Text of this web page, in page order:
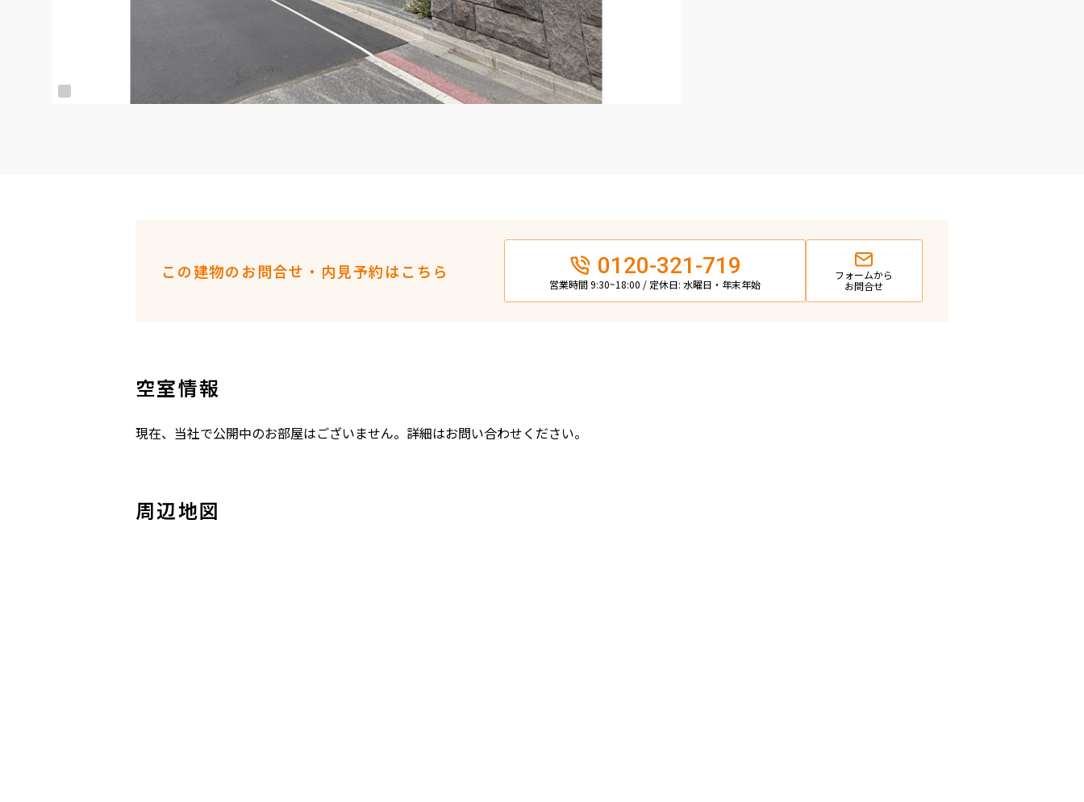
この建物のお問合せ・内見予約はこちら 0120-321-719
営業時間 9:30~18:00 / 定休日: 水曜日・年末年始
フォームから
お問合せ
空室情報
現在、当社で公開中のお部屋はございません。詳細はお問い合わせください。
周辺地図